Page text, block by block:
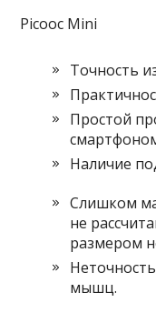
Picooc Mini
Точность
Простой
Наличие
Слишком
не
размером
мышц.